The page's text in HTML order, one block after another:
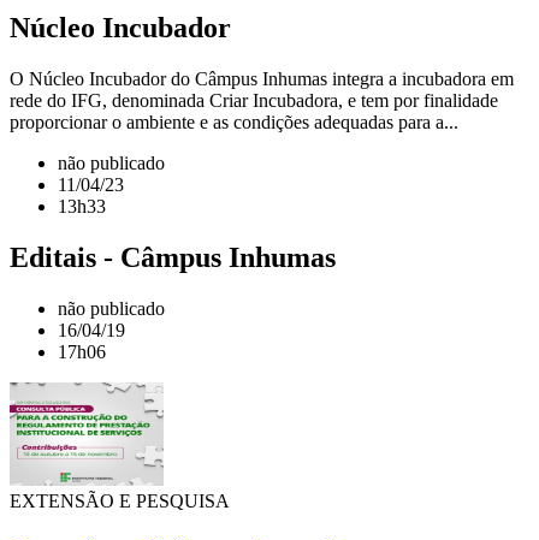
Núcleo Incubador
O Núcleo Incubador do Câmpus Inhumas integra a incubadora em
rede do IFG, denominada Criar Incubadora, e tem por finalidade
proporcionar o ambiente e as condições adequadas para a...
não publicado
11/04/23
13h33
Editais - Câmpus Inhumas
não publicado
16/04/19
17h06
EXTENSÃO E PESQUISA